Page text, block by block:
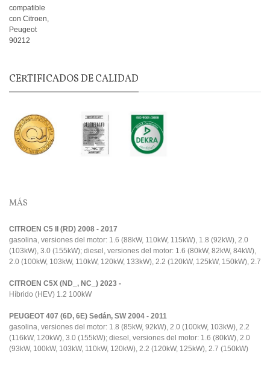
CERTIFICADOS DE CALIDAD
MÁS
CITROEN C5 II (RD) 2008 - 2017
gasolina, versiones del motor: 1.6 (88kW, 110kW, 115kW), 1.8 (92kW), 2.0
(103kW), 3.0 (155kW); diesel, versiones del motor: 1.6 (80kW, 82kW, 84kW),
2.0 (100kW, 103kW, 110kW, 120kW, 133kW), 2.2 (120kW, 125kW, 150kW), 2.7
CITROEN C5X (ND_, NC_) 2023 -
Híbrido (HEV) 1.2 100kW
PEUGEOT 407 (6D, 6E) Sedán, SW 2004 - 2011
gasolina, versiones del motor: 1.8 (85kW, 92kW), 2.0 (100kW, 103kW), 2.2
(116kW, 120kW), 3.0 (155kW); diesel, versiones del motor: 1.6 (80kW), 2.0
(93kW, 100kW, 103kW, 110kW, 120kW), 2.2 (120kW, 125kW), 2.7 (150kW)